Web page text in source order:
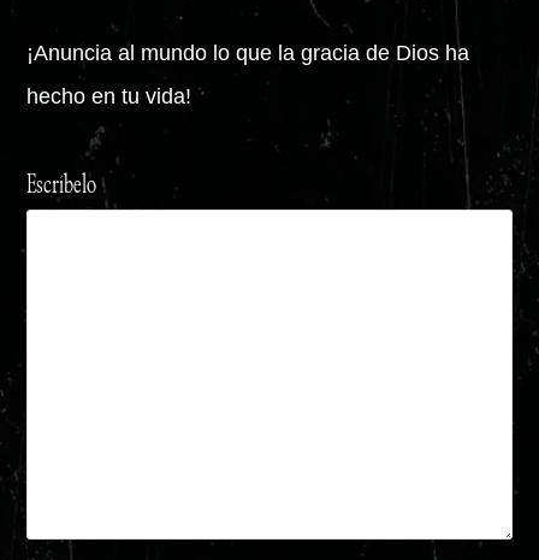
¡Anuncia al mundo lo que la gracia de Dios ha
hecho en tu vida!
Escríbelo